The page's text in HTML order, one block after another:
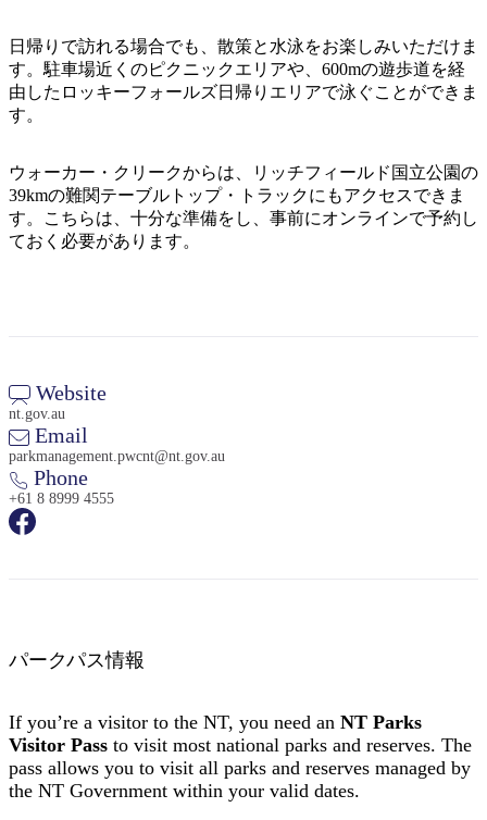
ア
域
ご
と
に
行
を
計
ル
索:
日帰りで訪れる場合でも、散策と水泳をお楽しみいただけま
す。駐車場近くのピクニックエリアや、600mの遊歩道を経
由したロッキーフォールズ日帰りエリアで泳ぐことができま
す。
ウォーカー・クリークからは、リッチフィールド国立公園の
39kmの難関テーブルトップ・トラックにもアクセスできま
す。こちらは、十分な準備をし、事前にオンラインで予約し
ておく必要があります。
Website
nt.gov.au
Email
parkmanagement.pwcnt@nt.gov.au
Phone
+61 8 8999 4555
パークパス情報
If you’re a visitor to the NT, you need an NT Parks
Visitor Pass to visit most national parks and reserves. The
pass allows you to visit all parks and reserves managed by
the NT Government within your valid dates.